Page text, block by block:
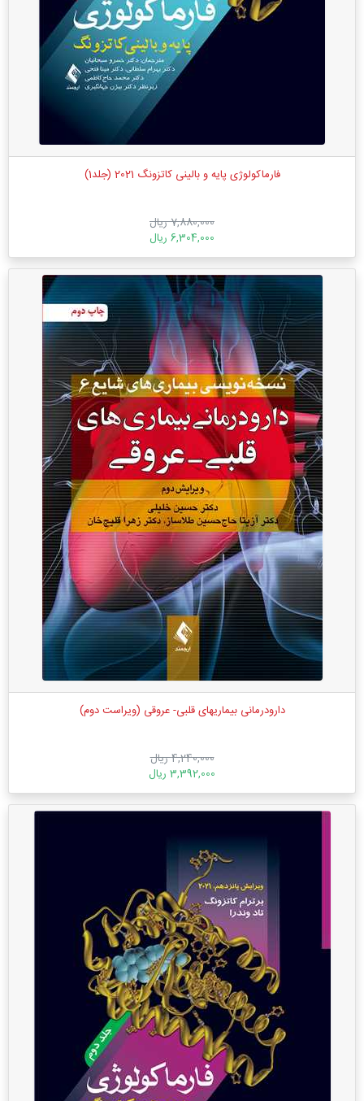
فارماکولوژی پایه و بالینی کاتزونگ 2021 (جلد1)
7,880,000 ریال
6,304,000 ریال
دارودرمانی بیماریهای قلبی- عروقی (ویراست دوم)
4,240,000 ریال
3,392,000 ریال